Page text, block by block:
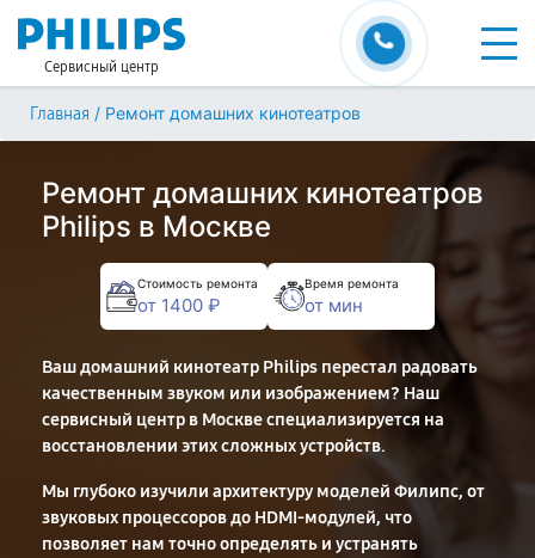
Сервисный центр
Главная / Ремонт домашних кинотеатров
Ремонт домашних кинотеатров
Philips в Москве
Стоимость ремонта
от 1400 ₽
Время ремонта
от мин
Ваш домашний кинотеатр Philips перестал радовать
качественным звуком или изображением? Наш
сервисный центр в Москве специализируется на
восстановлении этих сложных устройств.
Мы глубоко изучили архитектуру моделей Филипс, от
звуковых процессоров до HDMI-модулей, что
позволяет нам точно определять и устранять